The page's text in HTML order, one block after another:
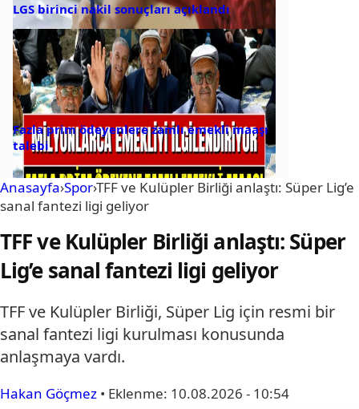
LGS birinci nakil sonuçları açıklandı
Fazla prim ödeyenlere zamlı emekli maaşı
talebi
Anasayfa›Spor›TFF ve Kulüpler Birliği anlaştı: Süper Lig’e
sanal fantezi ligi geliyor
TFF ve Kulüpler Birliği anlaştı: Süper
Lig’e sanal fantezi ligi geliyor
TFF ve Kulüpler Birliği, Süper Lig için resmi bir
sanal fantezi ligi kurulması konusunda
anlaşmaya vardı.
Hakan Göçmez • Eklenme: 10.08.2026 - 10:54